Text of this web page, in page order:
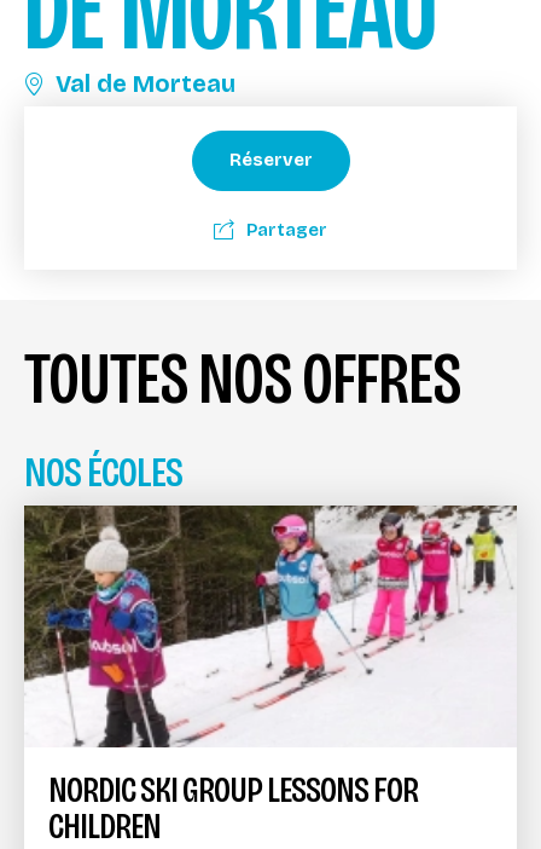
Val de Morteau
Réserver
Partager
TOUTES NOS OFFRES
NOS ÉCOLES
NORDIC SKI GROUP LESSONS FOR
CHILDREN